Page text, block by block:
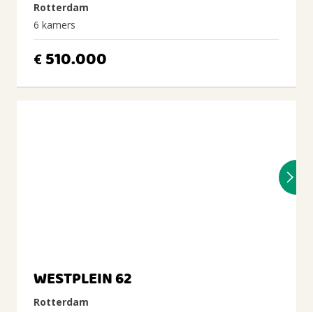
Rotterdam
6 kamers
€ 510.000
WESTPLEIN 62
Rotterdam